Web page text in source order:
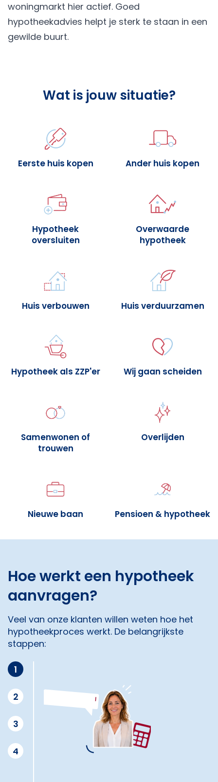
woningmarkt hier actief. Goed
hypotheekadvies helpt je sterk te staan in een
gewilde buurt.
Wat is jouw situatie?
Eerste huis kopen Ander huis kopen
Hypotheek
oversluiten
Overwaarde
hypotheek
Huis verbouwen Huis verduurzamen
Hypotheek als ZZP'er Wij gaan scheiden
Samenwonen of
trouwen
Overlijden
Nieuwe baan Pensioen & hypotheek
Hoe werkt een hypotheek
aanvragen?
Veel van onze klanten willen weten hoe het
hypotheekproces werkt. De belangrijkste
stappen:
1
2
3
4